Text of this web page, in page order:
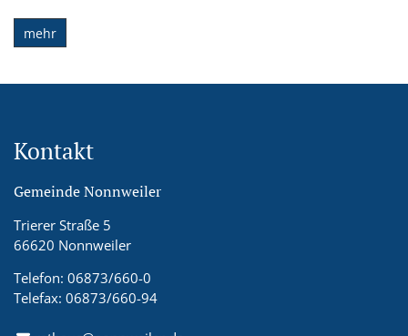
mehr
Kontakt
Gemeinde Nonnweiler
Trierer Straße 5
66620 Nonnweiler
Telefon: 06873/660-0
Telefax: 06873/660-94